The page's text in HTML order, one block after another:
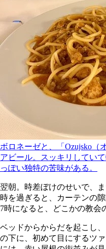
ボロネーゼと、「Ozujsko（
アビール。スッキリしてい
っぽい独特の苦味がある。
翌朝。時差ぼけのせいで、
時を過ぎると、カーテンの
7時になると、どこかの教会
ベッドからからだを起こし
の下に、初めて目にするツ